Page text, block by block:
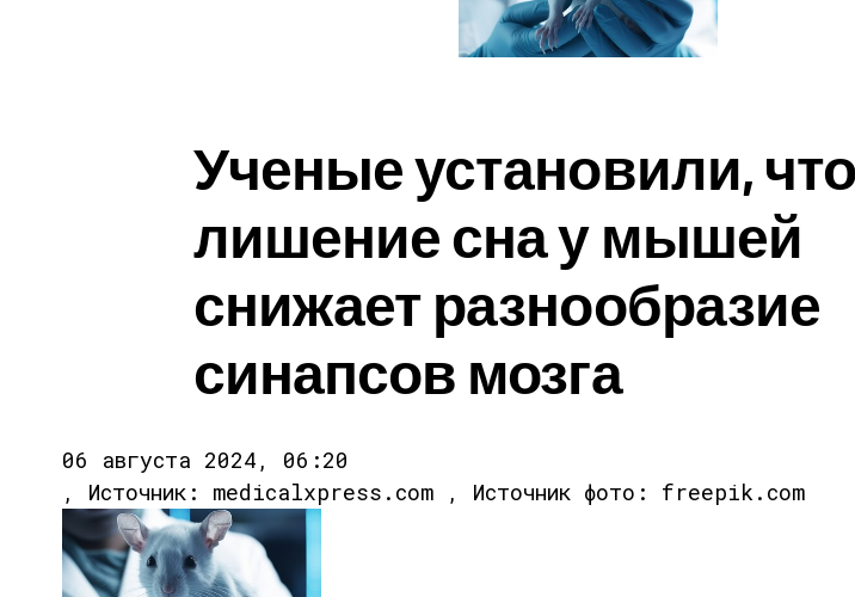
Ученые установили, что
лишение сна у мышей
снижает разнообразие
синапсов мозга
06 августа 2024, 06:20
, Источник: medicalxpress.com , Источник фото: freepik.com